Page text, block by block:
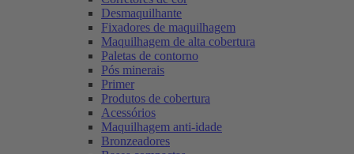
Desmaquilhante
Fixadores de maquilhagem
Maquilhagem de alta cobertura
Paletas de contorno
Pós minerais
Primer
Produtos de cobertura
Acessórios
Maquilhagem anti-idade
Bronzeadores